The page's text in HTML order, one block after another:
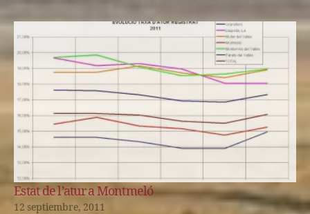
Estat de l’atur a Montmeló
12 septiembre, 2011